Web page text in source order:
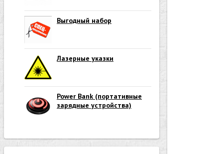
Выгодный набор
Лазерные указки
Power Bank (портативные
зарядные устройства)